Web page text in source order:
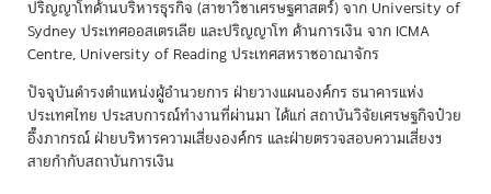
ปริญญาโทด้านบริหารธุรกิจ (สาขาวิชาเศรษฐศาสตร์) จาก University of
Sydney ประเทศออสเตรเลีย และปริญญาโท ด้านการเงิน จาก ICMA
Centre, University of Reading ประเทศสหราชอาณาจักร
ปัจจุบันดำรงตำแหน่งผู้อำนวยการ ฝ่ายวางแผนองค์กร ธนาคารแห่ง
ประเทศไทย ประสบการณ์ทำงานที่ผ่านมา ได้แก่ สถาบันวิจัยเศรษฐกิจป๋วย
อึ๊งภากรณ์ ฝ่ายบริหารความเสี่ยงองค์กร และฝ่ายตรวจสอบความเสี่ยงฯ
สายกำกับสถาบันการเงิน